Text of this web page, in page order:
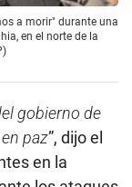
a morir" durante una
en el norte de la
gobierno de
paz”, dijo el
en la